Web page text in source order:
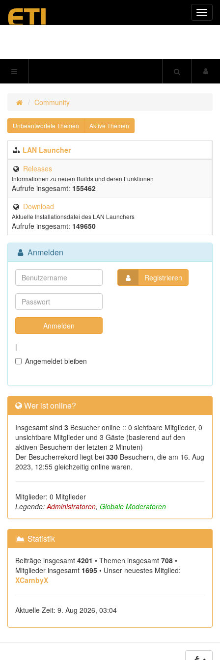
Community
Unbeantwortete Themen Aktive Themen
LAN Launcher
Releases
Informationen zu neuen Builds und deren Funktionen
Aufrufe insgesamt: 155462
Download
Aktuelle Installationsdatei des LAN Launchers
Aufrufe insgesamt: 149650
Anmelden
|
Angemeldet bleiben
Registrieren
Wer ist online?
Insgesamt sind 3 Besucher online :: 0 sichtbare Mitglieder, 0
unsichtbare Mitglieder und 3 Gäste (basierend auf den
aktiven Besuchern der letzten 2 Minuten)
Der Besucherrekord liegt bei 330 Besuchern, die am 16. Aug
2023, 12:55 gleichzeitig online waren.
Mitglieder: 0 Mitglieder
Legende:Administratoren, Globale Moderatoren
Statistik
Beiträge insgesamt 4201 • Themen insgesamt 708 •
Mitglieder insgesamt 1695 • Unser neuestes Mitglied:
XCarnbyX
Aktuelle Zeit: 9. Aug 2026, 03:04